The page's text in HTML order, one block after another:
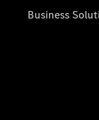
Business